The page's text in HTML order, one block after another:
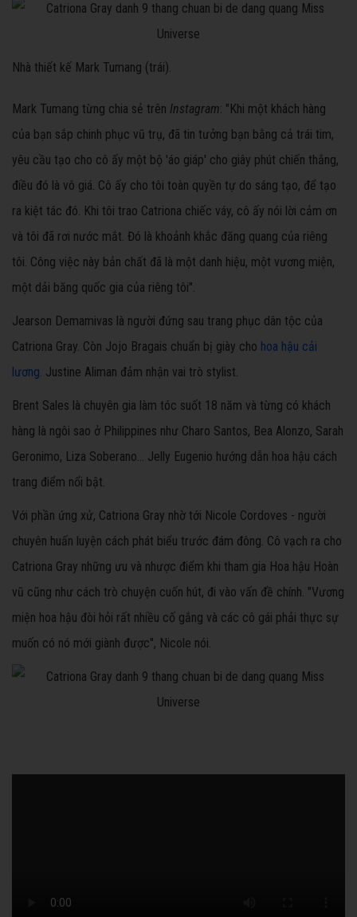
Nhà thiết kế Mark Tumang (trái).
Mark Tumang từng chia sẻ trên Instagram: "Khi một khách hàng
của bạn sắp chinh phục vũ trụ, đã tin tưởng bạn bằng cả trái tim,
yêu cầu tạo cho cô ấy một bộ 'áo giáp' cho giây phút chiến thắng,
điều đó là vô giá. Cô ấy cho tôi toàn quyền tự do sáng tạo, để tạo
ra kiệt tác đó. Khi tôi trao Catriona chiếc váy, cô ấy nói lời cảm ơn
và tôi đã rơi nước mắt. Đó là khoảnh khắc đăng quang của riêng
tôi. Công việc này bản chất đã là một danh hiệu, một vương miện,
một dải băng quốc gia của riêng tôi".
Jearson Demamivas là người đứng sau trang phục dân tộc của
Catriona Gray. Còn Jojo Bragais chuẩn bị giày cho hoa hậu cải
lương. Justine Aliman đảm nhận vai trò stylist.
Brent Sales là chuyên gia làm tóc suốt 18 năm và từng có khách
hàng là ngôi sao ở Philippines như Charo Santos, Bea Alonzo, Sarah
Geronimo, Liza Soberano... Jelly Eugenio hướng dẫn hoa hậu cách
trang điểm nổi bật.
Với phần ứng xử, Catriona Gray nhờ tới Nicole Cordoves - người
chuyên huấn luyện cách phát biểu trước đám đông. Cô vạch ra cho
Catriona Gray những ưu và nhược điểm khi tham gia Hoa hậu Hoàn
vũ cũng như cách trò chuyện cuốn hút, đi vào vấn đề chính. "Vương
miện hoa hậu đòi hỏi rất nhiều cố gắng và các cô gái phải thực sự
muốn có nó mới giành được", Nicole nói.